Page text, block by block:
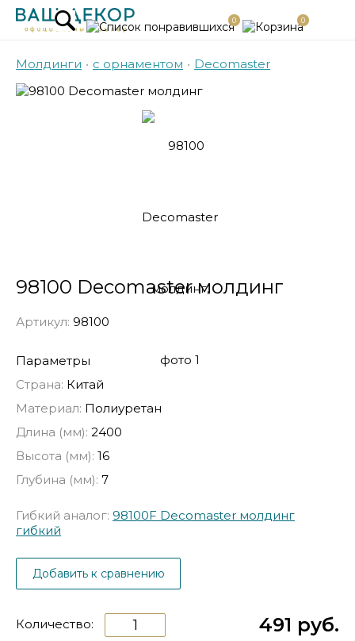
0 0
Молдинги • с орнаментом • Decomaster
98100 Decomaster молдинг
Артикул: 98100
Параметры
Страна: Китай
Материал: Полиуретан
Длина (мм): 2400
Высота (мм): 16
Глубина (мм): 7
Гибкий аналог: 98100F Decomaster молдинг
гибкий
Добавить к сравнению
491 руб.
Количество: